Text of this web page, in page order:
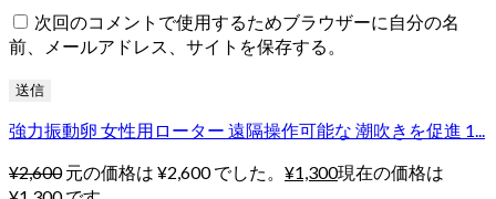
次回のコメントで使用するためブラウザーに自分の名
前、メールアドレス、サイトを保存する。
強力振動卵 女性用ローター 遠隔操作可能な 潮吹きを促進 1...
¥2,600 元の価格は ¥2,600 でした。 ¥1,300現在の価格は